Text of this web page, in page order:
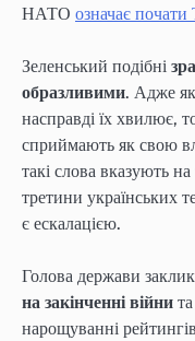
НАТО означає почати
Зеленський подібні
образливими. Адже
насправді їх хвилює,
сприймають як свою
такі слова вказують
третини українських
є ескалацією.
Голова держави
на закінченні війни
нарощуванні